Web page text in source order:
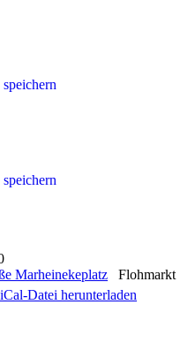
Marheinekeplatz Flohmarkt